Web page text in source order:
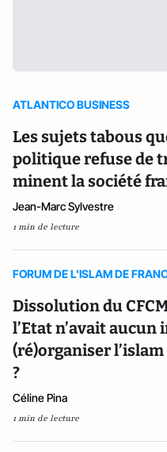
ATLANTICO BUSINESS
Les sujets tabous
politique refuse de
minent la société
Jean-Marc Sylvestre
1 min de lecture
FORUM DE L'ISLAM DE
Dissolution du
l’Etat n’avait aucun
(ré)organiser l’islam
?
Céline Pina
1 min de lecture